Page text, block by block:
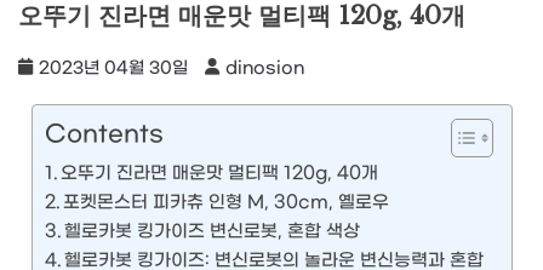
오뚜기 진라면 매운맛 멀티팩 120g, 40개
2023년 04월 30일 dinosion
Contents
오뚜기 진라면 매운맛 멀티팩 120g, 40개
포켓몬스터 피카츄 인형 M, 30cm, 옐로우
헬로카봇 킹가이즈 변신로봇, 혼합 색상
헬로카봇 킹가이즈: 변신로봇의 놀라운 변신능력과 혼합